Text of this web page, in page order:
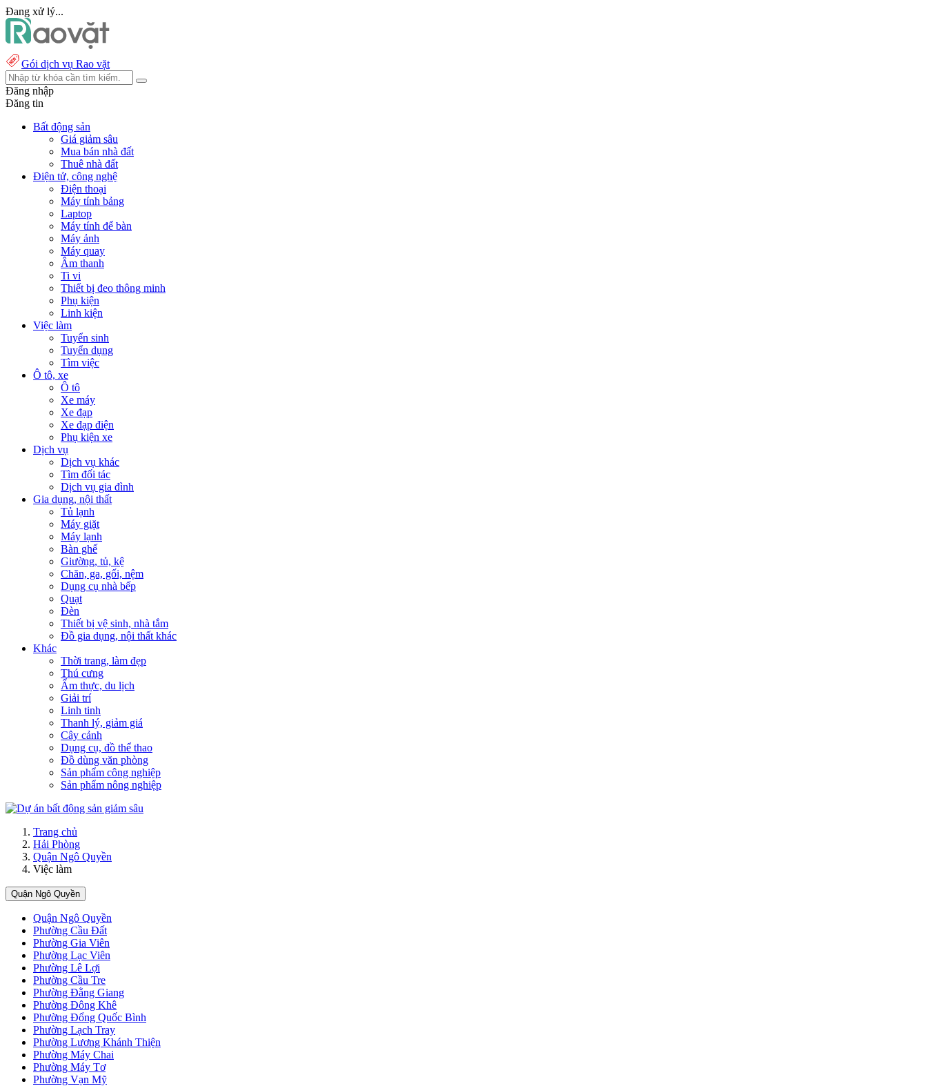
Đang xử lý...
Gói dịch vụ Rao vặt
Đăng nhập
Đăng tin
Bất động sản
Giá giảm sâu
Mua bán nhà đất
Thuê nhà đất
Điện tử, công nghệ
Điện thoại
Máy tính bảng
Laptop
Máy tính để bàn
Máy ảnh
Máy quay
Âm thanh
Ti vi
Thiết bị đeo thông minh
Phụ kiện
Linh kiện
Việc làm
Tuyển sinh
Tuyển dụng
Tìm việc
Ô tô, xe
Ô tô
Xe máy
Xe đạp
Xe đạp điện
Phụ kiện xe
Dịch vụ
Dịch vụ khác
Tìm đối tác
Dịch vụ gia đình
Gia dụng, nội thất
Tủ lạnh
Máy giặt
Máy lạnh
Bàn ghế
Giường, tủ, kệ
Chăn, ga, gối, nệm
Dụng cụ nhà bếp
Quạt
Đèn
Thiết bị vệ sinh, nhà tắm
Đồ gia dụng, nội thất khác
Khác
Thời trang, làm đẹp
Thú cưng
Ẩm thực, du lịch
Giải trí
Linh tinh
Thanh lý, giảm giá
Cây cảnh
Dụng cụ, đồ thể thao
Đồ dùng văn phòng
Sản phẩm công nghiệp
Sản phẩm nông nghiệp
Trang chủ
Hải Phòng
Quận Ngô Quyền
Việc làm
Quận Ngô Quyền
Quận Ngô Quyền
Phường Cầu Đất
Phường Gia Viên
Phường Lạc Viên
Phường Lê Lợi
Phường Cầu Tre
Phường Đằng Giang
Phường Đông Khê
Phường Đổng Quốc Bình
Phường Lạch Tray
Phường Lương Khánh Thiện
Phường Máy Chai
Phường Máy Tơ
Phường Vạn Mỹ